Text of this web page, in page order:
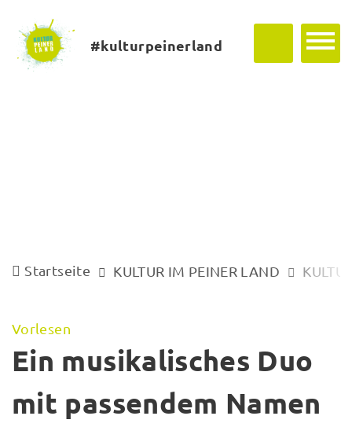
#kulturpeinerland
Startseite KULTUR IM PEINER LAND
Vorlesen
Ein musikalisches Duo
mit passendem Namen